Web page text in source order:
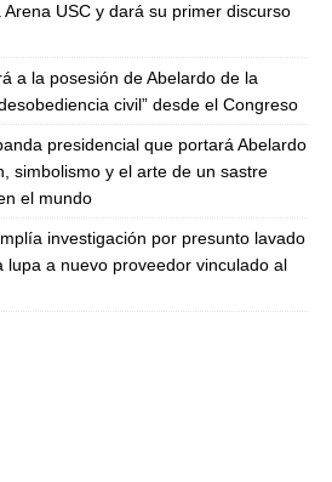
USC y dará su primer discurso
a la posesión de Abelardo de la
civil” desde el Congreso
presidencial que portará Abelardo
simbolismo y el arte de un sastre
el mundo
investigación por presunto lavado
lupa a nuevo proveedor vinculado al